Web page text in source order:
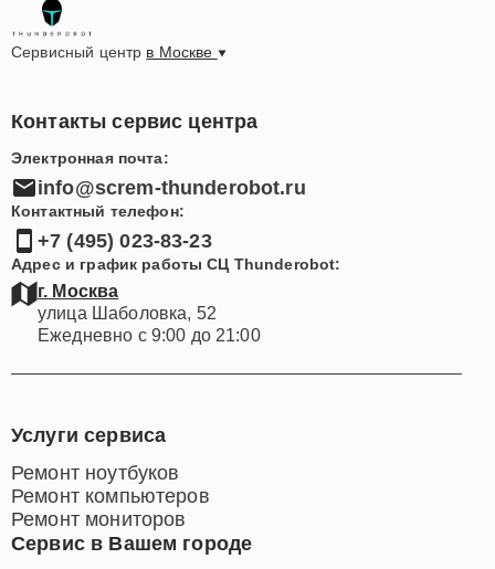
Сервисный центр в Москве
Контакты сервис центра
Электронная почта:
info@screm-thunderobot.ru
Контактный телефон:
+7 (495) 023-83-23
Адрес и график работы СЦ Thunderobot:
г. Москва
улица Шаболовка, 52
Ежедневно с 9:00 до 21:00
Сервис в Вашем городе
Услуги сервиса
Ремонт ноутбуков
Ремонт компьютеров
Ремонт мониторов